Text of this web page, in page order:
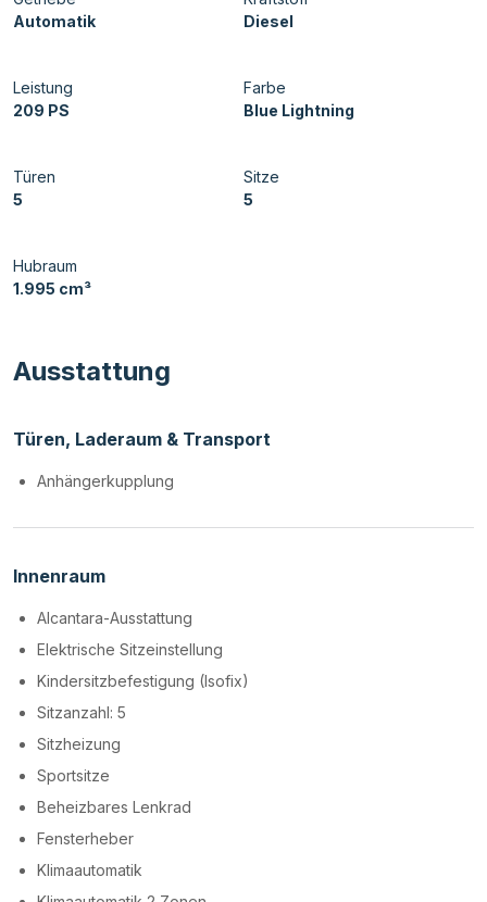
Automatik
Diesel
Leistung
209 PS
Farbe
Blue Lightning
Türen
5
Sitze
5
Hubraum
1.995 cm³
Ausstattung
Türen, Laderaum & Transport
Anhängerkupplung
Innenraum
Alcantara-Ausstattung
Elektrische Sitzeinstellung
Kindersitzbefestigung (Isofix)
Sitzanzahl: 5
Sitzheizung
Sportsitze
Beheizbares Lenkrad
Fensterheber
Klimaautomatik